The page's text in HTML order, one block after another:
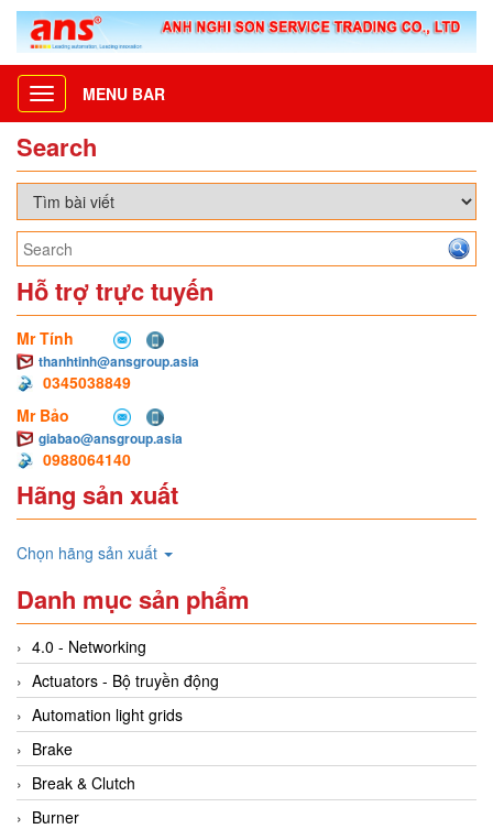
Toggle
navigation
MENU BAR
Search
Hỗ trợ trực tuyến
Mr Tính
thanhtinh@ansgroup.asia
0345038849
Mr Bảo
giabao@ansgroup.asia
0988064140
Hãng sản xuất
Chọn hãng sản xuất
Danh mục sản phẩm
4.0 - Networking
Actuators - Bộ truyền động
Automation light grids
Brake
Break & Clutch
Burner